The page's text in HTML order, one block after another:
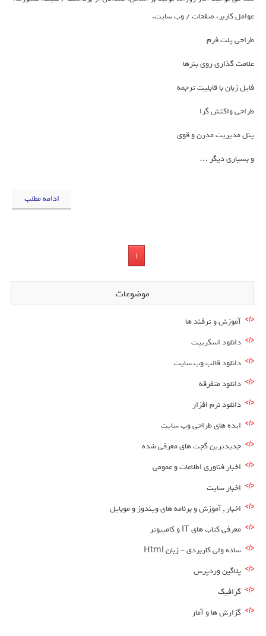
عوامل کاربر، صفحات / وب سایت.
طراحی پلت فرم
علامت گذاری روی بنرها
فایل زبان با قابلیت ترجمه
طراحی واکنش گرا
پنل مدیریت مدرن و قوی
و بسیاری دیگر …
ادامه مطلب
1
موضوعات
آموزش و ترفند ها
دانلود اسکریپت
دانلود قالب وب سایت
دانلود متفرقه
دانلود نرم افزار
ایده های طراحی وب سایت
جدیدترین گجت های معرفی شده
اخبار فناوری اطلاعات و عمومی
اخبار سایت
اخبار , آموزش و برنامه های ویندوز و موبایل
معرفی کتاب های IT و کامپیوتر
ساده ولی کاربردی – زبان Html
پلاگین وردپرس
گرافیک
گزارش ها و آمار